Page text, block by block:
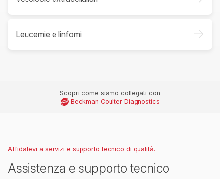
Leucemie e linfomi ->
Scopri come siamo collegati con
Beckman Coulter Diagnostics
Affidatevi a servizi e supporto tecnico di qualità.
Assistenza e supporto tecnico